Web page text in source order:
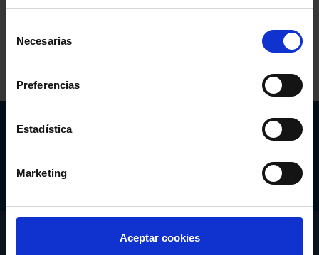
Necesarias
Preferencias
Estadística
Marketing
Aceptar cookies